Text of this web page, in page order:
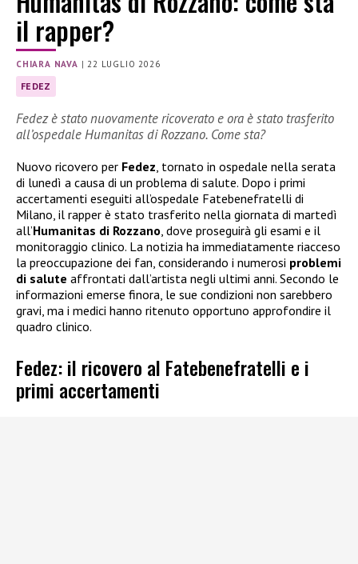
il rapper?
CHIARA NAVA |22 LUGLIO 2026
FEDEZ
Fedez è stato nuovamente ricoverato e ora è stato trasferito
all’ospedale Humanitas di Rozzano. Come sta?
Nuovo ricovero per Fedez, tornato in ospedale nella serata
di lunedì a causa di un problema di salute. Dopo i primi
accertamenti eseguiti all’ospedale Fatebenefratelli di
Milano, il rapper è stato trasferito nella giornata di martedì
all’Humanitas di Rozzano, dove proseguirà gli esami e il
monitoraggio clinico. La notizia ha immediatamente riacceso
la preoccupazione dei fan, considerando i numerosi problemi
di salute affrontati dall’artista negli ultimi anni. Secondo le
informazioni emerse finora, le sue condizioni non sarebbero
gravi, ma i medici hanno ritenuto opportuno approfondire il
quadro clinico.
Fedez: il ricovero al Fatebenefratelli e i
primi accertamenti